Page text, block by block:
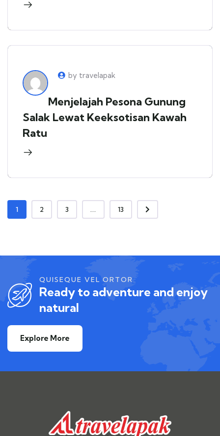
by travelapak
Menjelajah Pesona Gunung
Salak Lewat Keeksotisan Kawah
Ratu
1 2 3 ... 13
QUISEQUE VEL ORTOR
Ready to adventure and enjoy
natural
Explore More